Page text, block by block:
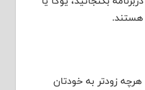
هستند.
زودتر به خودتان